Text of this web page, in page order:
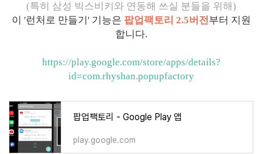
(특히 삼성 빅스비키와 연동해 쓰실 분들을 위해)
이 '런처로 만들기' 기능은 팝업팩토리 2.5버전부터 지원
합니다.
https://play.google.com/store/apps/details?
id=com.rhyshan.popupfactory
팝업팩토리 - Google Play 앱
play.google.com